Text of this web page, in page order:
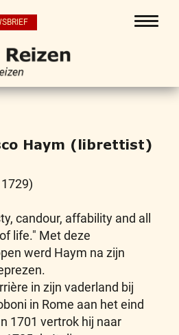
Haym (librettist)
candour, affability and all
life." Met deze
werd Haym na zijn
in zijn vaderland bij
in Rome aan het eind
1701 vertrok hij naar